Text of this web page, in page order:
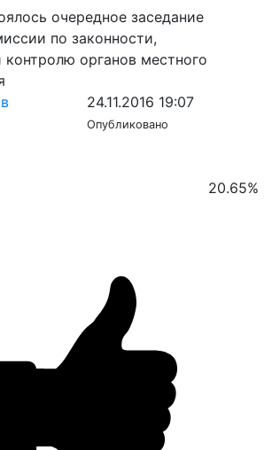
очередное заседание
по законности,
контролю органов местного
24.11.2016 19:07
Опубликовано
20.65%